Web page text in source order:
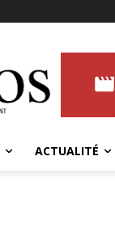
ACTUALITÉ